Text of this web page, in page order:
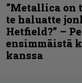
”Metallica on
te haluatte
Hetfield?” –
ensimmäistä
kanssa